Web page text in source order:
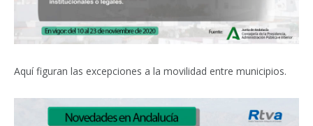
Aquí figuran las excepciones a la movilidad entre municipios.